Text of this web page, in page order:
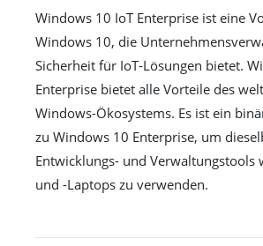
Windows 10 IoT Enterprise ist eine
Windows 10, die
Sicherheit für IoT-Lösungen bietet.
Enterprise bietet alle Vorteile des
Windows-Ökosystems. Es ist ein
zu Windows 10 Enterprise, um
Entwicklungs- und Verwaltungstools
und -Laptops zu verwenden.